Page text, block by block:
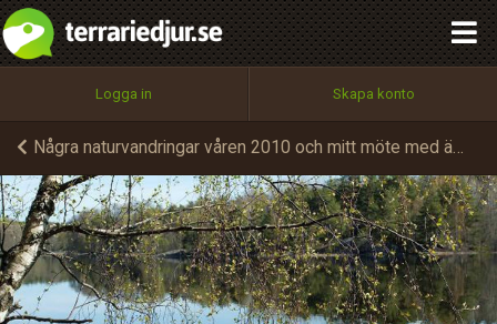
Logga in Skapa konto
Några naturvandringar våren 2010 och mitt möte med ängens gröna kejsarinna.
Skicka kommentar
Utför
100%
OK
integritetspolicy
Namn:
Epost:
Användarnamn:
Begär nytt lösenord
Tillbaka till förstasidan